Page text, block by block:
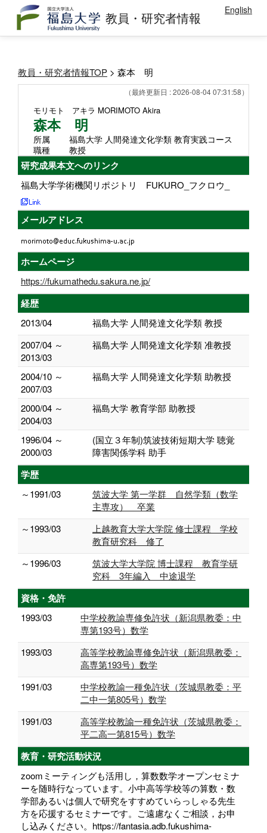
教員・研究者情報 English
教員・研究者情報TOP > 森本 明
（最終更新日 : 2026-08-04 07:31:58）
モリモト アキラ MORIMOTO Akira
森本 明
所属
福島大学 人間発達文化学類 教育実践コース
職種
教授
研究成果本文へのリンク
福島大学学術機関リポジトリ FUKURO_フクロウ_
メールアドレス
ホームページ
https://fukumathedu.sakura.ne.jp/
経歴
2013/04
福島大学 人間発達文化学類 教授
2007/04 ～
2013/03
福島大学 人間発達文化学類 准教授
2004/10 ～
2007/03
福島大学 人間発達文化学類 助教授
2000/04 ～
2004/03
福島大学 教育学部 助教授
1996/04 ～
2000/03
(国立３年制)筑波技術短期大学 聴覚
障害関係学科 助手
学歴
～1991/03
筑波大学 第一学群 自然学類（数学
主専攻） 卒業
～1993/03
上越教育大学大学院 修士課程 学校
教育研究科 修了
～1996/03
筑波大学大学院 博士課程 教育学研
究科 3年編入 中途退学
資格・免許
1993/03
中学校教諭専修免許状（新潟県教委：中
専第193号）数学
1993/03
高等学校教諭専修免許状（新潟県教委：
高専第193号）数学
1991/03
中学校教諭一種免許状（茨城県教委：平
二中一第805号）数学
1991/03
高等学校教諭一種免許状（茨城県教委：
平二高一第815号）数学
教育・研究活動状況
zoomミーティングも活用し，算数数学オープンセミナ
ーを随時行なっています。小中高等学校等の算数・数
学部あるいは個人で研究をすすめていらっしゃる先生
方を応援するセミナーです。ご遠慮なくご相談，お申
し込みください。https://fantasia.adb.fukushima-